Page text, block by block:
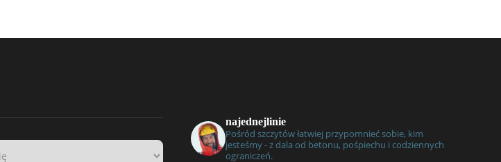
najednejlinie
Pośród szczytów łatwiej przypomnieć sobie, kim
jesteśmy - z dala od betonu, pośpiechu i codziennych
ograniczeń.